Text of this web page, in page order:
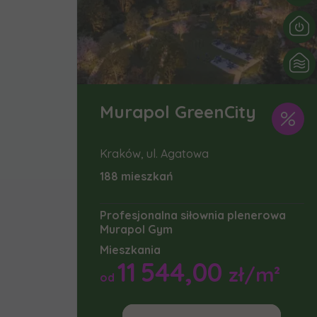
Murapol GreenCity
Kraków, ul. Agatowa
188 mieszkań
Profesjonalna siłownia plenerowa
Murapol Gym
Mieszkania
od 11 544,00 zł/m²